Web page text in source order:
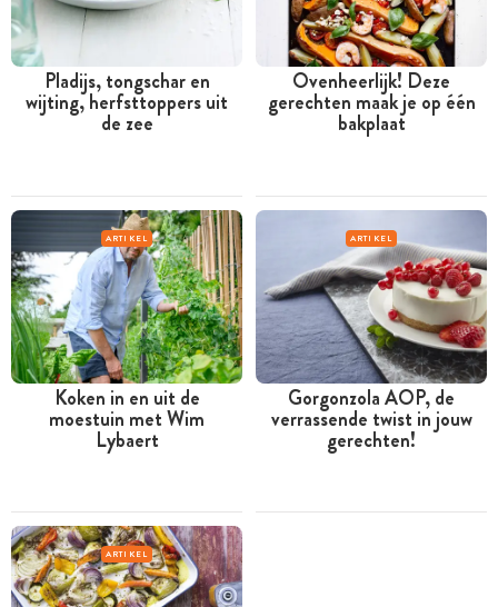
Pladijs, tongschar en
wijting, herfsttoppers uit
de zee
Ovenheerlijk! Deze
gerechten maak je op één
bakplaat
ARTIKEL
Koken in en uit de
moestuin met Wim
Lybaert
ARTIKEL
Gorgonzola AOP, de
verrassende twist in jouw
gerechten!
ARTIKEL